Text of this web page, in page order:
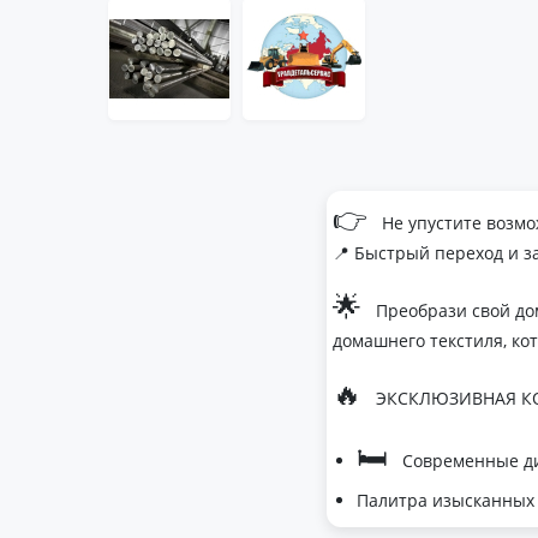
👉
Не упустите
📍 Быстрый переход и
🌟
Преобрази свой
домашнего текстиля,
🔥 ЭКСКЛЮЗИВНАЯ
🛏
Современные
Палитра изысканных